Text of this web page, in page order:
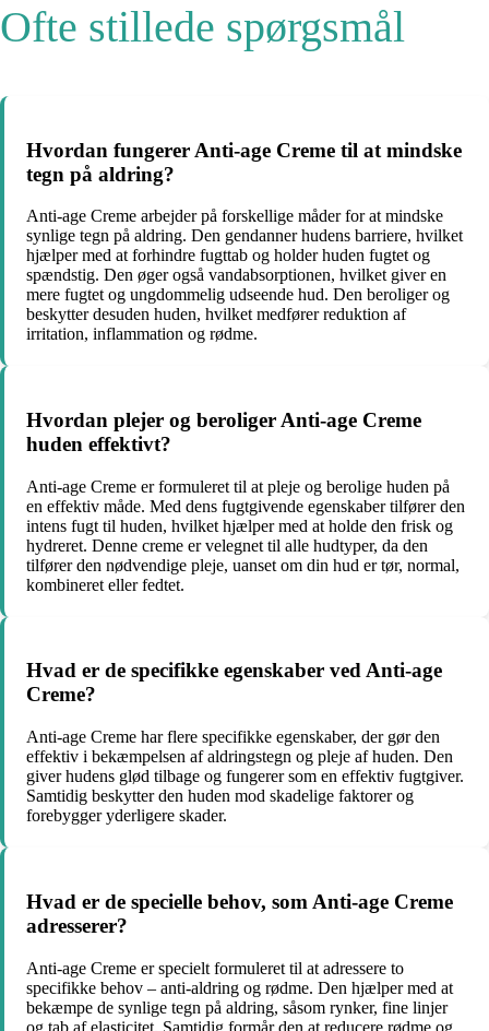
Ofte stillede spørgsmål
Hvordan fungerer Anti-age Creme til at mindske
tegn på aldring?
Anti-age Creme arbejder på forskellige måder for at mindske
synlige tegn på aldring. Den gendanner hudens barriere, hvilket
hjælper med at forhindre fugttab og holder huden fugtet og
spændstig. Den øger også vandabsorptionen, hvilket giver en
mere fugtet og ungdommelig udseende hud. Den beroliger og
beskytter desuden huden, hvilket medfører reduktion af
irritation, inflammation og rødme.
Hvordan plejer og beroliger Anti-age Creme
huden effektivt?
Anti-age Creme er formuleret til at pleje og berolige huden på
en effektiv måde. Med dens fugtgivende egenskaber tilfører den
intens fugt til huden, hvilket hjælper med at holde den frisk og
hydreret. Denne creme er velegnet til alle hudtyper, da den
tilfører den nødvendige pleje, uanset om din hud er tør, normal,
kombineret eller fedtet.
Hvad er de specifikke egenskaber ved Anti-age
Creme?
Anti-age Creme har flere specifikke egenskaber, der gør den
effektiv i bekæmpelsen af aldringstegn og pleje af huden. Den
giver hudens glød tilbage og fungerer som en effektiv fugtgiver.
Samtidig beskytter den huden mod skadelige faktorer og
forebygger yderligere skader.
Hvad er de specielle behov, som Anti-age Creme
adresserer?
Anti-age Creme er specielt formuleret til at adressere to
specifikke behov – anti-aldring og rødme. Den hjælper med at
bekæmpe de synlige tegn på aldring, såsom rynker, fine linjer
og tab af elasticitet. Samtidig formår den at reducere rødme og